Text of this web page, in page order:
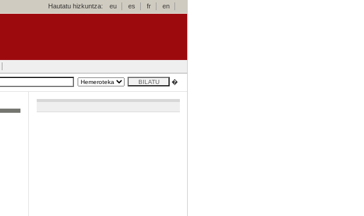
Hautatu hizkuntza: eu es fr en
�